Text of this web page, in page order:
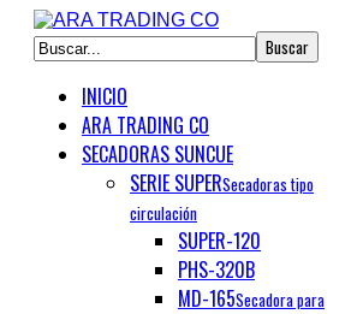
INICIO
ARA TRADING CO
SECADORAS SUNCUE
SERIE SUPERSecadoras tipo
circulación
SUPER-120
PHS-320B
MD-165Secadora para